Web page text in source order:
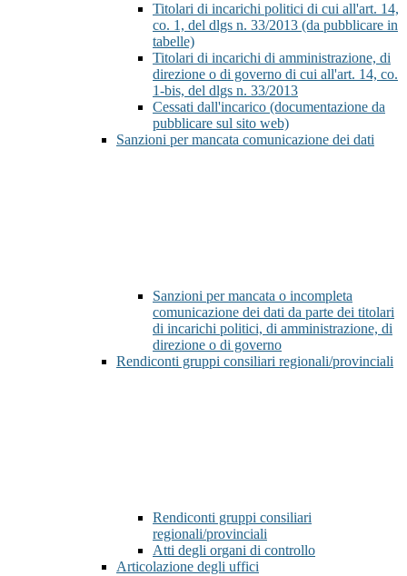
Titolari di incarichi politici di cui all'art. 14,
co. 1, del dlgs n. 33/2013 (da pubblicare in
tabelle)
Titolari di incarichi di amministrazione, di
direzione o di governo di cui all'art. 14, co.
1-bis, del dlgs n. 33/2013
Cessati dall'incarico (documentazione da
pubblicare sul sito web)
Sanzioni per mancata comunicazione dei dati
Sanzioni per mancata o incompleta
comunicazione dei dati da parte dei titolari
di incarichi politici, di amministrazione, di
direzione o di governo
Rendiconti gruppi consiliari regionali/provinciali
Rendiconti gruppi consiliari
regionali/provinciali
Atti degli organi di controllo
Articolazione degli uffici